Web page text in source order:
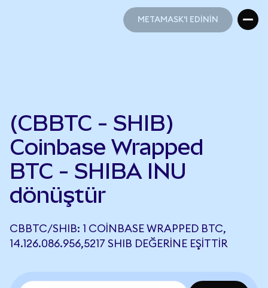
METAMASK'I EDİNİN
(CBBTC - SHIB)
Coinbase Wrapped
BTC - SHIBA INU
dönüştür
CBBTC/SHIB: 1 COINBASE WRAPPED BTC,
14.126.086.956,5217 SHIB DEĞERINE EŞITTIR